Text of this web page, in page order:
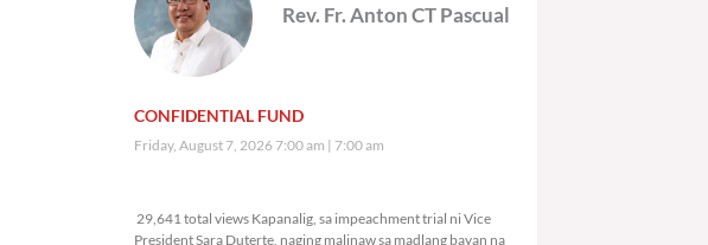
Rev. Fr. Anton CT Pascual
CONFIDENTIAL FUND
Friday, August 7, 2026 7:00 am 7:00 am
29,641 total views Kapanalig, sa impeachment trial ni Vice
President Sara Duterte, naging malinaw sa madlang bayan na